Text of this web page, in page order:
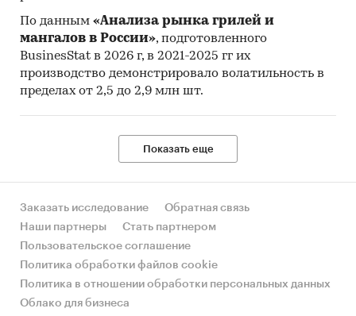
По данным «Анализа рынка грилей и
мангалов в России», подготовленного
BusinesStat в 2026 г, в 2021-2025 гг их
производство демонстрировало волатильность в
пределах от 2,5 до 2,9 млн шт.
Показать еще
Заказать исследование
Обратная связь
Наши партнеры
Стать партнером
Пользовательское соглашение
Политика обработки файлов cookie
Политика в отношении обработки персональных данных
Облако для бизнеса